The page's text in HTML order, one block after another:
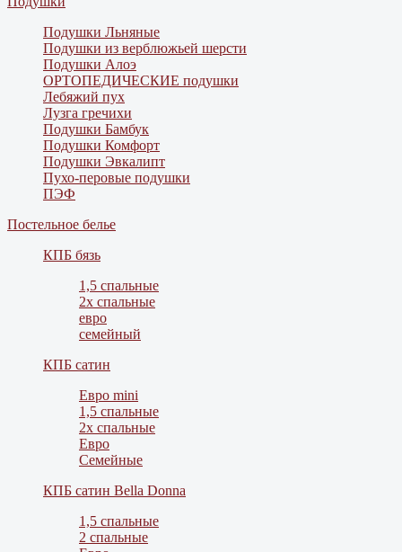
Подушки Льняные
Подушки из верблюжьей шерсти
Подушки Алоэ
ОРТОПЕДИЧЕСКИЕ подушки
Лебяжий пух
Лузга гречихи
Подушки Бамбук
Подушки Комфорт
Подушки Эвкалипт
Пухо-перовые подушки
ПЭФ
Постельное белье
КПБ бязь
1,5 спальные
2х спальные
евро
семейный
КПБ сатин
Евро mini
1,5 спальные
2х спальные
Евро
Семейные
КПБ сатин Bella Donna
1,5 спальные
2 спальные